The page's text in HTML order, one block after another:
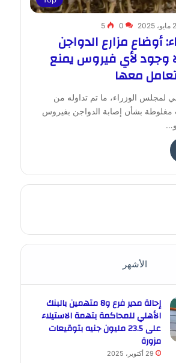
0
5
أوضاع مزارع الدواجن
وجود لأي فيروس يمنع
معها
لمجلس الوزراء، ما تم تداوله من
بشأن إصابة الدواجن بفيروس
الأشهر
إحالة مدير فرع و8 متهمين بالبنك
الأهلي للمحاكمة بتهمة الاستيلاء
على 23.5 مليون جنيه بتوقيعات
مزورة
29 أكتوبر، 2025